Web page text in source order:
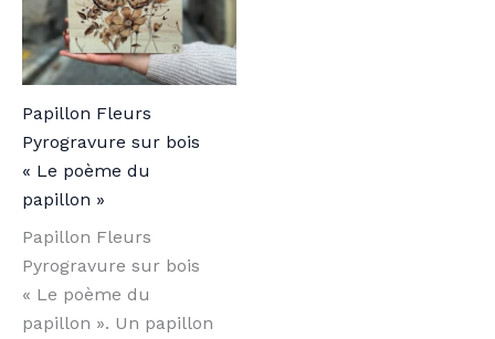
Papillon Fleurs
Pyrogravure sur bois
« Le poème du
papillon »
Papillon Fleurs
Pyrogravure sur bois
« Le poème du
papillon ». Un papillon